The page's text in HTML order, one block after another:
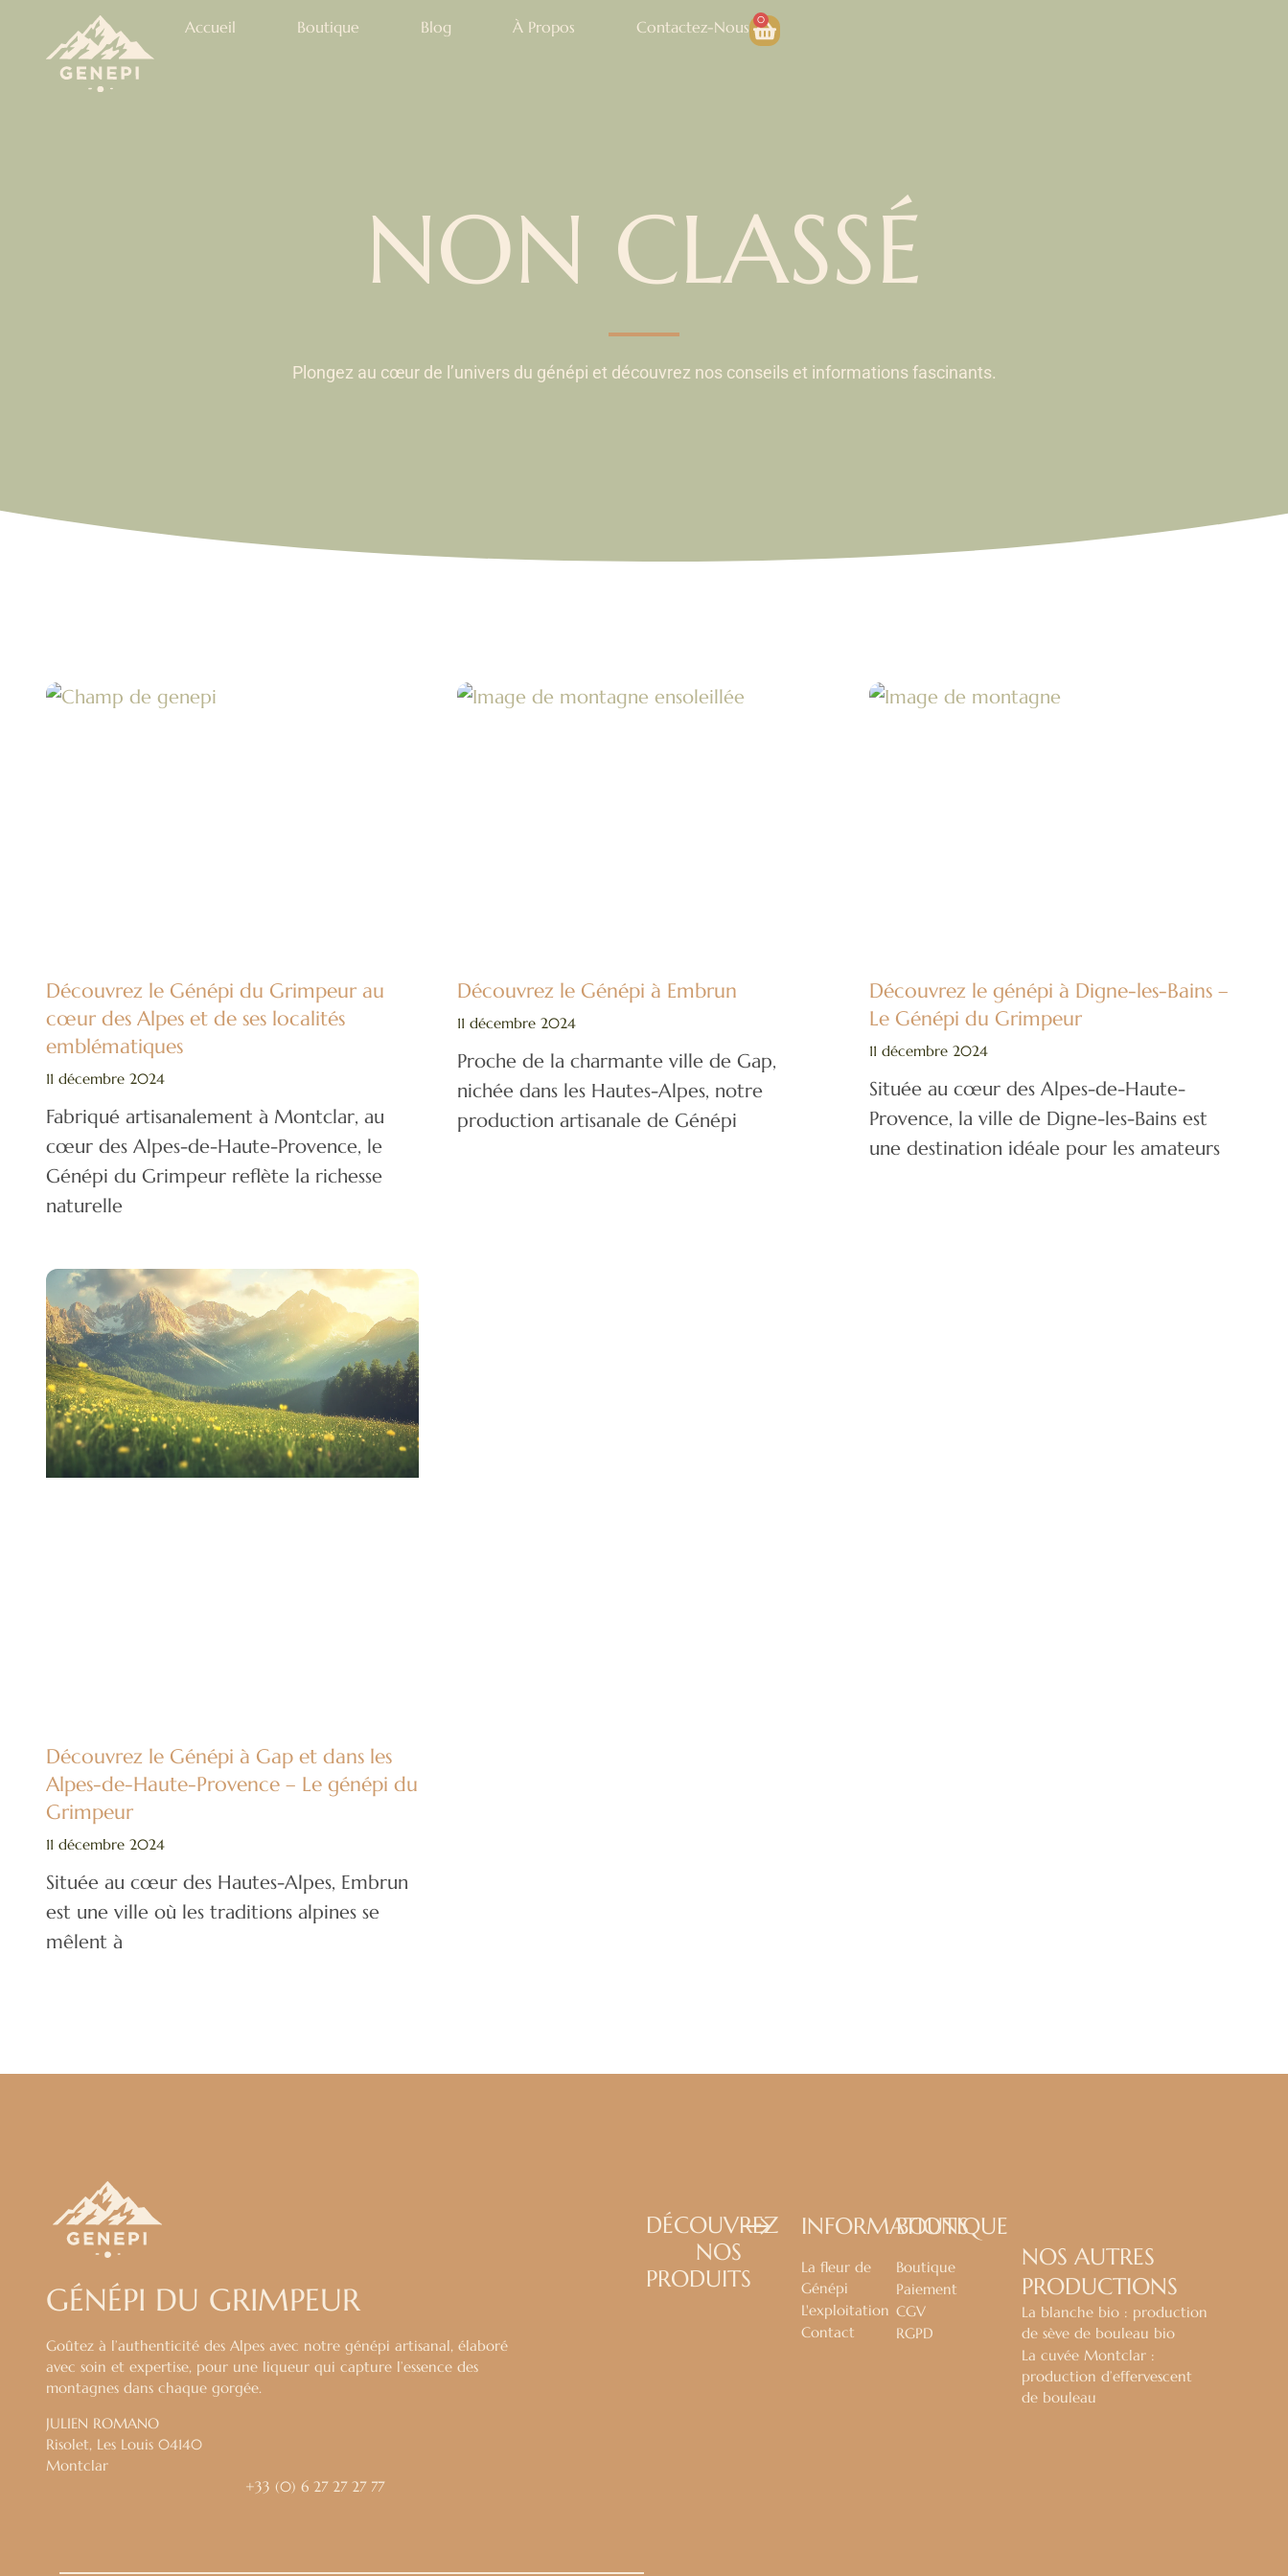
Accueil Boutique Blog À Propos Contactez-Nous 0
NON CLASSÉ
Plongez au cœur de l’univers du génépi et découvrez nos conseils et informations fascinants.
Découvrez le Génépi du Grimpeur au
cœur des Alpes et de ses localités
emblématiques
11 décembre 2024
Fabriqué artisanalement à Montclar, au
cœur des Alpes-de-Haute-Provence, le
Génépi du Grimpeur reflète la richesse
naturelle
Découvrez le Génépi à Embrun
11 décembre 2024
Proche de la charmante ville de Gap,
nichée dans les Hautes-Alpes, notre
production artisanale de Génépi
Découvrez le génépi à Digne-les-Bains –
Le Génépi du Grimpeur
11 décembre 2024
Située au cœur des Alpes-de-Haute-
Provence, la ville de Digne-les-Bains est
une destination idéale pour les amateurs
Découvrez le Génépi à Gap et dans les
Alpes-de-Haute-Provence – Le génépi du
Grimpeur
11 décembre 2024
Située au cœur des Hautes-Alpes, Embrun
est une ville où les traditions alpines se
mêlent à
GÉNÉPI DU GRIMPEUR
Goûtez à l’authenticité des Alpes avec notre génépi artisanal, élaboré
avec soin et expertise, pour une liqueur qui capture l’essence des
montagnes dans chaque gorgée.
JULIEN ROMANO
Risolet, Les Louis 04140
Montclar
+33 (0) 6 27 27 27 77
DÉCOUVREZ
NOS
PRODUITS
INFORMATIONS
La fleur de
Génépi
L'exploitation
Contact
BOUTIQUE
Boutique
Paiement
CGV
RGPD
NOS AUTRES
PRODUCTIONS
La blanche bio : production
de sève de bouleau bio
La cuvée Montclar :
production d’effervescent
de bouleau